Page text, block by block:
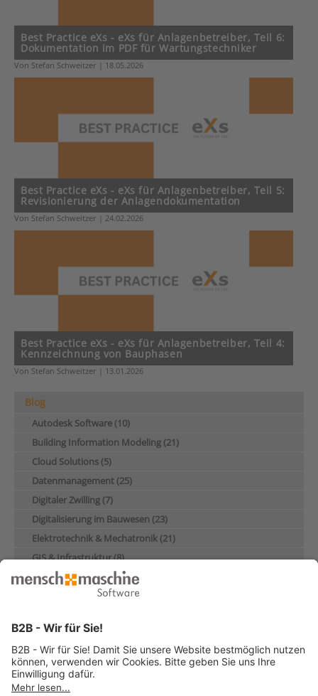
Best Practice eXs - eXs für Anlagenbetreiber, Teil 6:
Dokumentation im PDF für Wartungstechniker
Von Stefan Schweitzer | 18.05.2026
Best Practice eXs - eXs für Anlagenbetreiber, Teil 5:
Revisionierung der Anlagendokumentation
Von Stefan Schweitzer | 24.02.2026
Best Practice eXs - eXs für Anlagenbetreiber, Teil 4:
Kennzeichnung von Bauphasen
Von Stefan Schweitzer | 13.01.2026
Blog
Autodesk Software (10)
Building Information Modeling (21)
Cloud Solutions (5)
Datenmanagement (25)
Digitaler Zwilling (7)
Digitalisierung im Bauwesen (23)
Elektrotechnik & Mechatronik (21)
GIS & Infrastruktur (8)
Industrie & Maschinenbau (28)
Künstliche Intelligenz (4)
Produktentwicklung & Konstruktion (13)
Schulung (5)
Über Mensch und Maschine (10)